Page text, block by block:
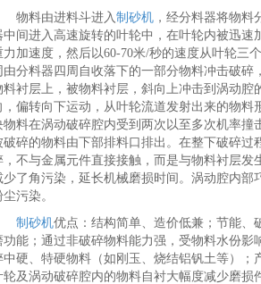
物料由进料斗进入制砂机，经分料器将物料
中间进入高速旋转的叶轮中，在叶轮内被迅速
力加速度，然后以60-70米/秒的速度从叶轮三
由分料器四周自收落下的一部分物料冲击破碎
料衬层上，被物料衬层，斜向上冲击到涡动腔
，偏转向下运动，从叶轮流道发射出来的物料
物料在涡动破碎腔内受到两次以至多次机率撞
破碎的物料由下部排料口排出。在整下破碎过
，不与金属元件直接接触，而是与物料衬层发
少了角污染，延长机械磨损时间。涡动腔内部
污染。
制砂机优点：结构简单、造价低兼；节能、
功能；通过非破碎物料能力强，受物料水份影
中硬、特硬物料（如刚玉、烧结铝钒土等）；
轮及涡动破碎腔内的物料自衬大幅度减少磨损